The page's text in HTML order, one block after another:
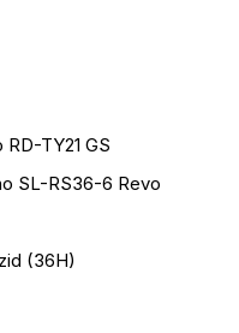
RD-TY21 GS
SL-RS36-6 Revo
(36H)